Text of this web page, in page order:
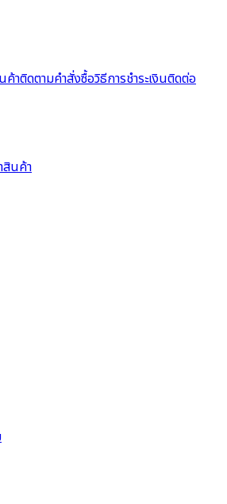
ค้าติดตามคำสั่งซื้อวิธีการชำระเงินติดต่อ
สินค้า